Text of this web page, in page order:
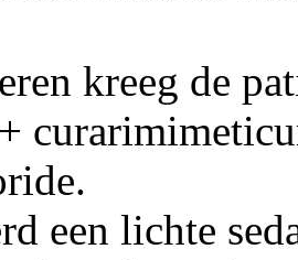
kreeg de
een lichte